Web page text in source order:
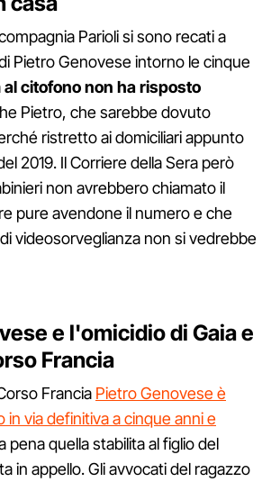
Parioli si sono recati a
Pietro Genovese intorno le cinque
al citofono non ha risposto
Pietro, che sarebbe dovuto
ristretto ai domiciliari appunto
2019. Il Corriere della Sera però
non avrebbero chiamato il
pure avendone il numero e che
videosorveglianza non si vedrebbe
e l'omicidio di Gaia e
Francia
Francia Pietro Genovese è
via definitiva a cinque anni e
pena quella stabilita al figlio del
in appello. Gli avvocati del ragazzo